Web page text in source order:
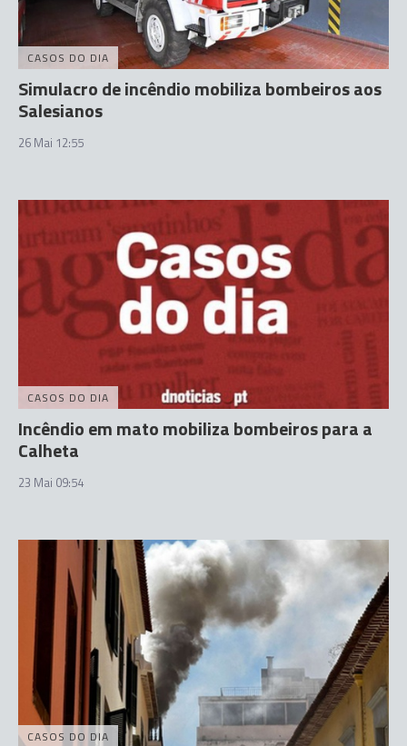
CASOS DO DIA
Simulacro de incêndio mobiliza bombeiros aos
Salesianos
26 Mai 12:55
CASOS DO DIA
Incêndio em mato mobiliza bombeiros para a
Calheta
23 Mai 09:54
CASOS DO DIA